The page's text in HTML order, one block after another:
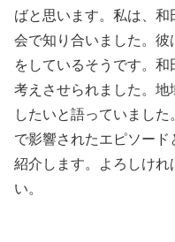
ばと思います。私は、
会で知り合いました。
をしているそうです。
考えさせられました。
したいと語っていまし
で影響されたエピソー
紹介します。よろしけれ
い。